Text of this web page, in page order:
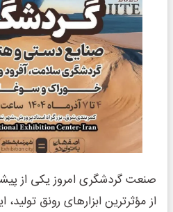
صنعت گردشگری امروز یکی از
از مؤثرترین ابزارهای رونق تولید،